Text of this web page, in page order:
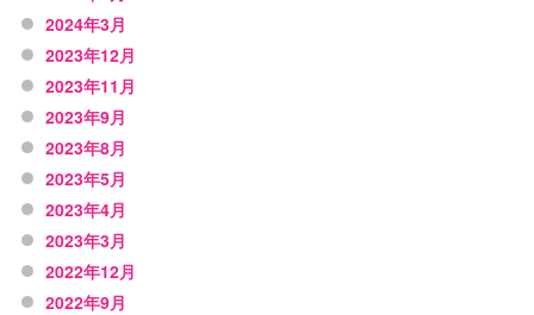
2024年3月
2023年12月
2023年11月
2023年9月
2023年8月
2023年5月
2023年4月
2023年3月
2022年12月
2022年9月